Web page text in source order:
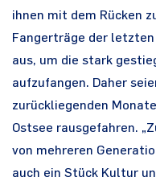
ihnen mit dem Rücken
Fangerträge der
aus, um die stark
aufzufangen. Daher
zurückliegenden
Ostsee rausgefahren.
von mehreren
auch ein Stück Kultur